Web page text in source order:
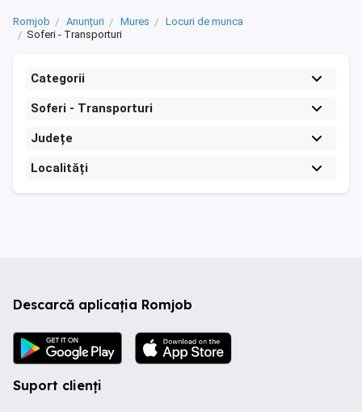
Romjob Anunțuri Mures
Locuri de munca
Soferi - Transporturi
Categorii
Soferi - Transporturi
Județe
Localități
Descarcă aplicația Romjob
Suport clienți